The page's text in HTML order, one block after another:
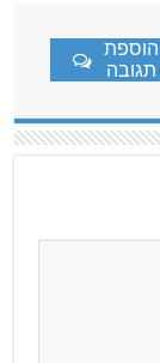
הוספת
תגובה